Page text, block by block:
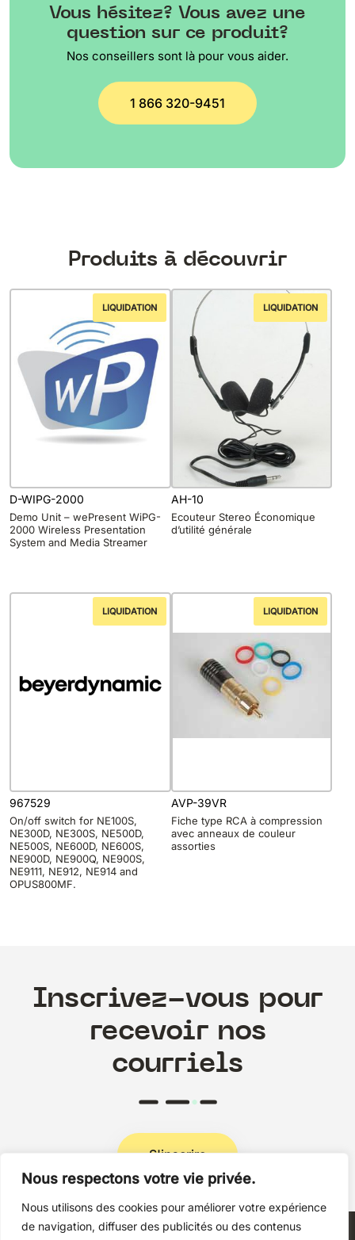
Nous respectons votre vie privée.
Nous utilisons des cookies pour améliorer votre expérience
de navigation, diffuser des publicités ou des contenus
Vous hésitez? Vous avez une
question sur ce produit?
Nos conseillers sont là pour vous aider.
1 866 320-9451
Produits à découvrir
LIQUIDATION
D-WIPG-2000
Demo Unit – wePresent WiPG-
2000 Wireless Presentation
System and Media Streamer
LIQUIDATION
AH-10
Ecouteur Stereo Économique
d’utilité générale
LIQUIDATION
967529
On/off switch for NE100S,
NE300D, NE300S, NE500D,
NE500S, NE600D, NE600S,
NE900D, NE900Q, NE900S,
NE9111, NE912, NE914 and
OPUS800MF.
LIQUIDATION
AVP-39VR
Fiche type RCA à compression
avec anneaux de couleur
assorties
Inscrivez-vous pour
recevoir nos
courriels
S'inscrire
Politique de confidentialité